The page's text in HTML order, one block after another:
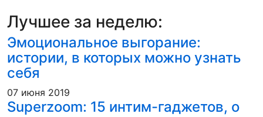
Лучшее за неделю:
Эмоциональное выгорание:
истории, в которых можно узнать
себя
07 июня 2019
Superzoom: 15 интим-гаджетов, о